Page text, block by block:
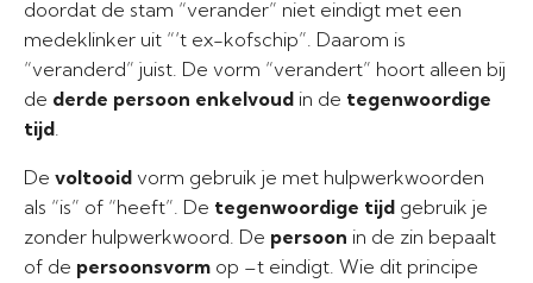
doordat de stam “verander” niet eindigt met een
medeklinker uit “‘t ex-kofschip”. Daarom is
“veranderd” juist. De vorm “verandert” hoort alleen bij
de derde persoon enkelvoud in de tegenwoordige
tijd.
De voltooid vorm gebruik je met hulpwerkwoorden
als “is” of “heeft”. De tegenwoordige tijd gebruik je
zonder hulpwerkwoord. De persoon in de zin bepaalt
of de persoonsvorm op –t eindigt. Wie dit principe